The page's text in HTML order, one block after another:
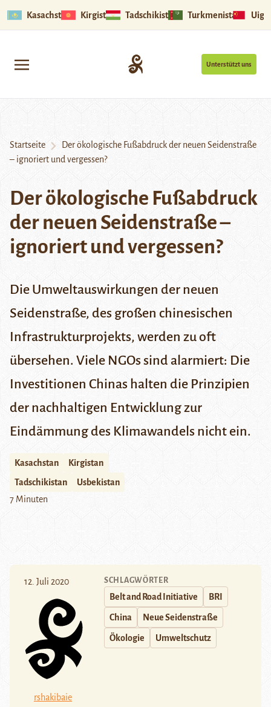
Kasachstan Kirgistan Tadschikistan Turkmenistan
Unterstützt uns
Startseite
Der ökologische Fußabdruck der neuen Seidenstraße
– ignoriert und vergessen?
Der ökologische Fußabdruck
der neuen Seidenstraße –
ignoriert und vergessen?
Die Umweltauswirkungen der neuen
Seidenstraße, des großen chinesischen
Infrastrukturprojekts, werden zu oft
übersehen. Viele NGOs sind alarmiert: Die
Investitionen Chinas halten die Prinzipien
der nachhaltigen Entwicklung zur
Eindämmung des Klimawandels nicht ein.
Kasachstan
Kirgistan
Tadschikistan
Usbekistan
7 Minuten
12. Juli 2020
rshakibaie
SCHLAGWÖRTER
Belt and Road Initiative BRI
China Neue Seidenstraße
Ökologie Umweltschutz